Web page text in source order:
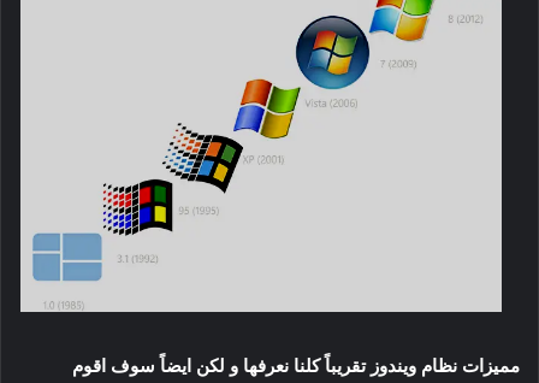
مميزات نظام ويندوز تقريباً كلنا نعرفها و لكن ايضاً سوف اقوم